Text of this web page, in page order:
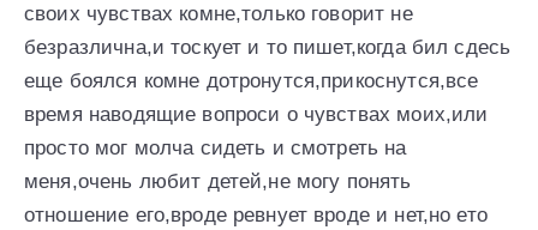
своих чувствах комне,только говорит не
безразлична,и тоскует и то пишет,когда бил сдесь
еще боялся комне дотронутся,прикоснутся,все
время наводящие вопроси о чувствах моих,или
просто мог молча сидеть и смотреть на
меня,очень любит детей,не могу понять
отношение его,вроде ревнует вроде и нет,но ето